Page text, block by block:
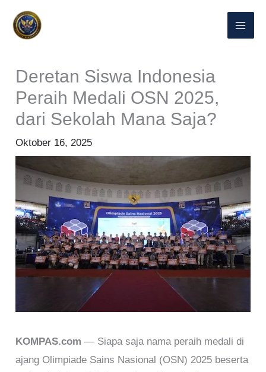
Lewati
Deretan Siswa Indonesia
Peraih Medali OSN 2025,
dari Sekolah Mana Saja?
Oktober 16, 2025
KOMPAS.com — Siapa saja nama peraih medali di
ajang Olimpiade Sains Nasional (OSN) 2025 beserta